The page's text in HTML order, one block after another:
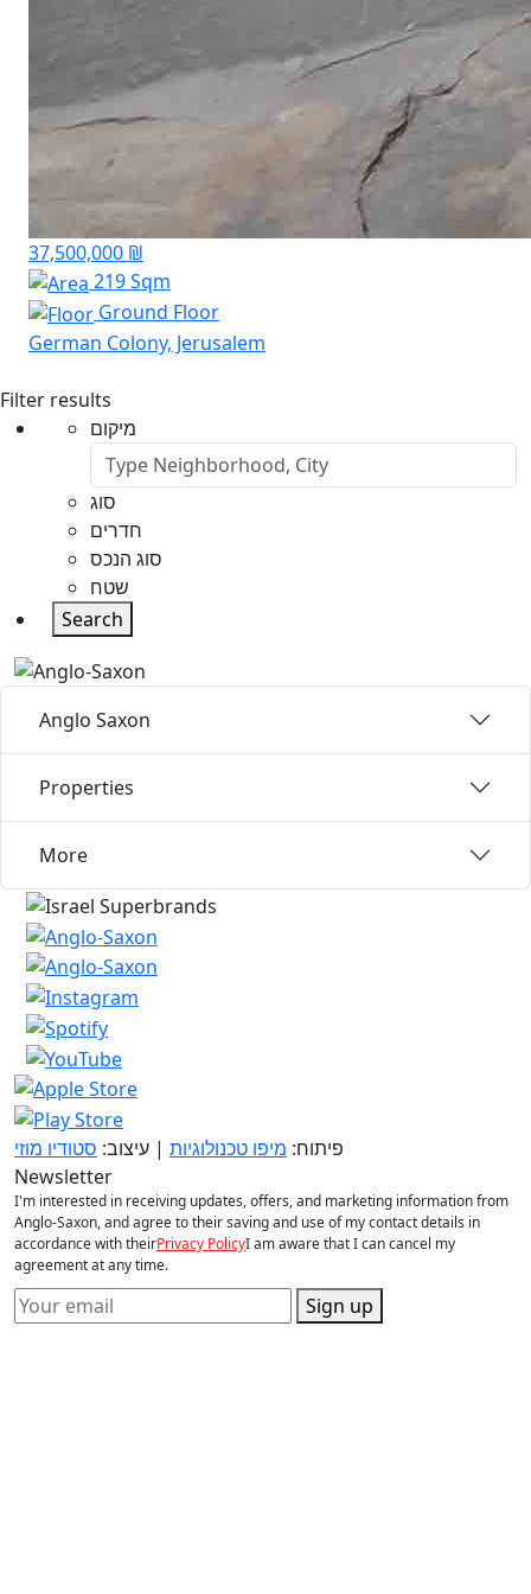
37,500,000 ₪
219 Sqm
Ground Floor
German Colony, Jerusalem
Filter results
מיקום
סוג
חדרים
סוג הנכס
שטח
Search
Anglo Saxon
Properties
More
פיתוח: מיפו טכנולוגיות | עיצוב: סטודיו מוזי
Newsletter
I'm interested in receiving updates, offers, and marketing information from
Anglo-Saxon, and agree to their saving and use of my contact details in
accordance with theirPrivacy PolicyI am aware that I can cancel my
agreement at any time.
Sign up